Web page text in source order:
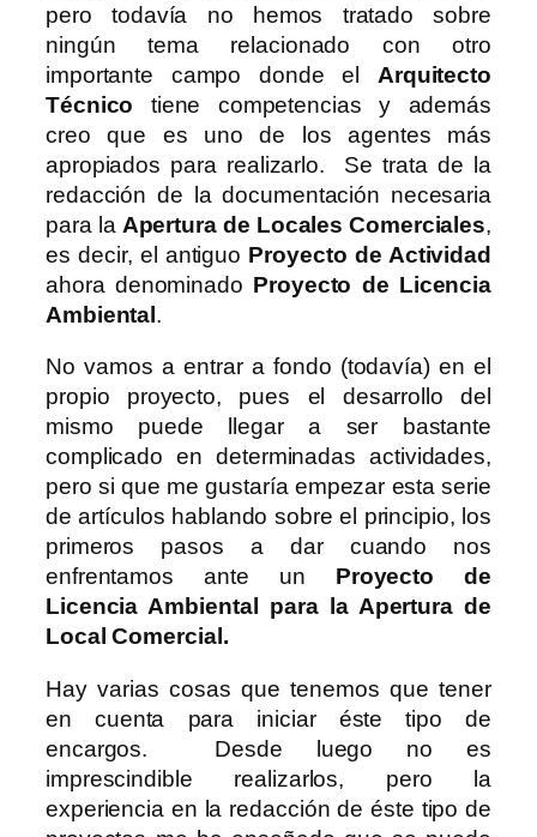
pero todavía no hemos tratado sobre
ningún tema relacionado con otro
importante campo donde el Arquitecto
Técnico tiene competencias y además
creo que es uno de los agentes más
apropiados para realizarlo. Se trata de la
redacción de la documentación necesaria
para la Apertura de Locales Comerciales,
es decir, el antiguo Proyecto de Actividad
ahora denominado Proyecto de Licencia
Ambiental .
No vamos a entrar a fondo (todavía) en el
propio proyecto, pues el desarrollo del
mismo puede llegar a ser bastante
complicado en determinadas actividades,
pero si que me gustaría empezar esta serie
de artículos hablando sobre el principio, los
primeros pasos a dar cuando nos
enfrentamos ante un Proyecto de
Licencia Ambiental para la Apertura de
Local Comercial.
Hay varias cosas que tenemos que tener
en cuenta para iniciar éste tipo de
encargos. Desde luego no es
imprescindible realizarlos, pero la
experiencia en la redacción de éste tipo de